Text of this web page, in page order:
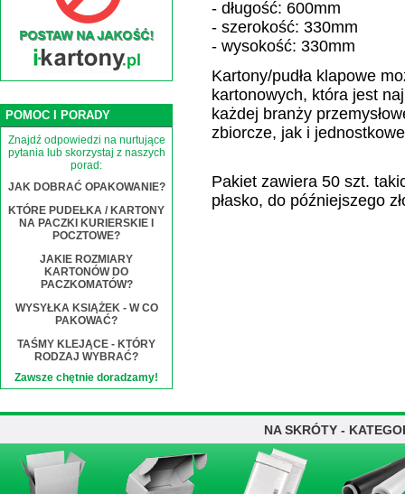
POMOC I PORADY
Znajdź odpowiedzi na nurtujące
pytania lub skorzystaj z naszych
porad:
JAK DOBRAĆ OPAKOWANIE?
KTÓRE PUDEŁKA / KARTONY
NA PACZKI KURIERSKIE I
POCZTOWE?
JAKIE ROZMIARY
KARTONÓW DO
PACZKOMATÓW?
WYSYŁKA KSIĄŻEK - W CO
PAKOWAĆ?
TAŚMY KLEJĄCE - KTÓRY
RODZAJ WYBRAĆ?
Zawsze chętnie doradzamy!
- długość: 600mm
- szerokość: 330mm
- wysokość: 330mm
Kartony/pudła klapowe
kartonowych, która jest
każdej branży
zbiorcze, jak i
Pakiet zawiera 50 szt.
płasko, do późniejszego
NA SKRÓTY -